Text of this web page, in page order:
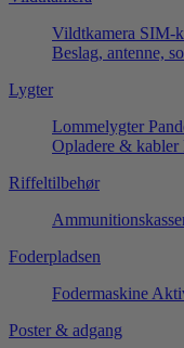
Vildtkamera SIM-
Beslag, antenne,
Lygter
Lommelygter
Opladere & kabler
Riffeltilbehør
Foderpladsen
Fodermaskine
Poster & adgang